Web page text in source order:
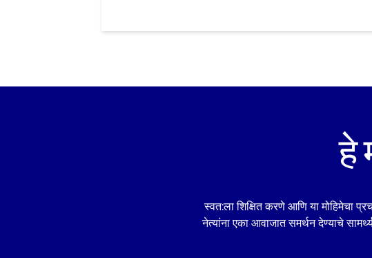
Create a pledge page at
enrollment is considered as
country about their concern for soil in the
a letter, artwork or video (“the work”). The
may also be submitted to Conscious Planet
handles. Students can earn a badge of
appreciation towards their work.
हे
स्वत:ला शिक्षित करणे आणि या मोहिमेचा
नेत्यांना एका आवाजात समर्थन देण्याचे